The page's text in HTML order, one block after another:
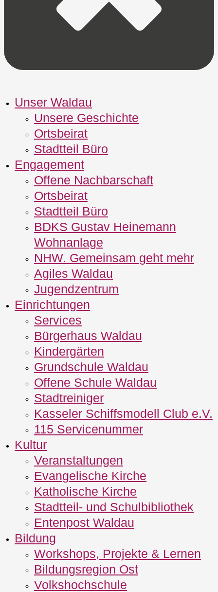
Unser Waldau
Unsere Geschichte
Ortsbeirat
Stadtteil Büro
Engagement
Offene Nachbarschaft
Ortsbeirat
Stadtteil Büro
BDKS Gustav Heinemann
Wohnanlage
NHW. Gemeinsam geht mehr
Agiles Waldau
Jugendzentrum
Einrichtungen
Services
Bürgerhaus Waldau
Kindergärten
Grundschule Waldau
Offene Schule Waldau
Stadtreiniger
Kasseler Schiffsmodell Club e.V.
115 Servicenummer
Kultur
Veranstaltungen
Evangelische Kirche
Katholische Kirche
Stadtteil- und Schulbibliothek
Entenpost Waldau
Bildung
Workshops, Projekte & Lernen
Bildungsregion Ost
Volkshochschule